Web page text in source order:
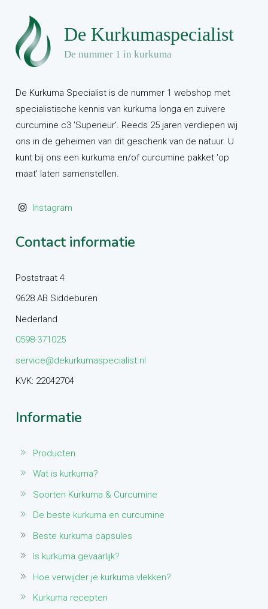
De Kurkuma Specialist is de nummer 1 webshop met
specialistische kennis van kurkuma longa en zuivere
curcumine c3 'Superieur'. Reeds 25 jaren verdiepen wij
ons in de geheimen van dit geschenk van de natuur. U
kunt bij ons een kurkuma en/of curcumine pakket 'op
maat' laten samenstellen.
Instagram
Contact informatie
Poststraat 4
9628 AB Siddeburen
Nederland
0598-371025
service@dekurkumaspecialist.nl
KVK: 22042704
Informatie
Producten
Wat is kurkuma?
Soorten Kurkuma & Curcumine
De beste kurkuma en curcumine
Beste kurkuma capsules
Is kurkuma gevaarlijk?
Hoe verwijder je kurkuma vlekken?
Kurkuma recepten